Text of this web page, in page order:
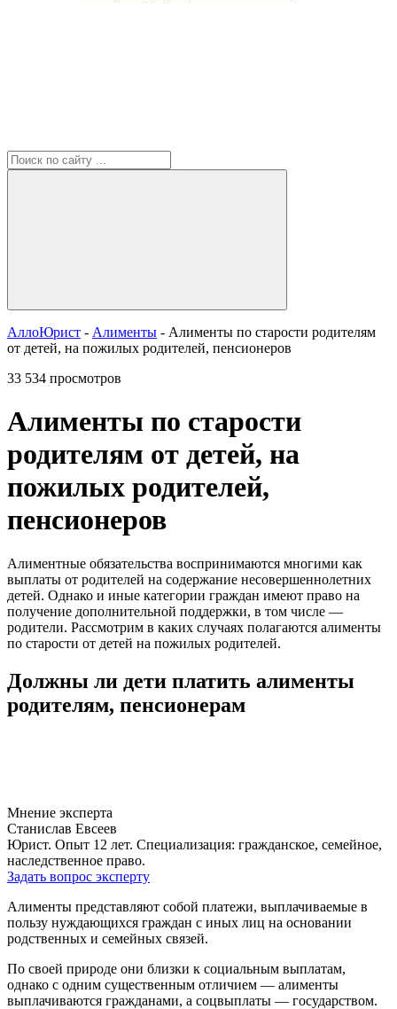
АллоЮрист - Алименты - Алименты по старости родителям
от детей, на пожилых родителей, пенсионеров
33 534 просмотров
Алименты по старости
родителям от детей, на
пожилых родителей,
пенсионеров
Алиментные обязательства воспринимаются многими как
выплаты от родителей на содержание несовершеннолетних
детей. Однако и иные категории граждан имеют право на
получение дополнительной поддержки, в том числе —
родители. Рассмотрим в каких случаях полагаются алименты
по старости от детей на пожилых родителей.
Должны ли дети платить алименты
родителям, пенсионерам
Мнение эксперта
Станислав Евсеев
Юрист. Опыт 12 лет. Специализация: гражданское, семейное,
наследственное право.
Задать вопрос эксперту
Алименты представляют собой платежи, выплачиваемые в
пользу нуждающихся граждан с иных лиц на основании
родственных и семейных связей.
По своей природе они близки к социальным выплатам,
однако с одним существенным отличием — алименты
выплачиваются гражданами, а соцвыплаты — государством.